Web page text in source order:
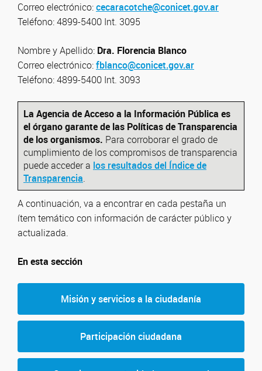
Correo electrónico:cecaracotche@conicet.gov.ar
Teléfono: 4899-5400 Int. 3095
Nombre y Apellido: Dra. Florencia Blanco
Correo electrónico:fblanco@conicet.gov.ar
Teléfono: 4899-5400 Int. 3093
La Agencia de Acceso a la Información Pública es
el órgano garante de las Políticas de Transparencia
de los organismos. Para corroborar el grado de
cumplimiento de los compromisos de transparencia
puede acceder a los resultados del Índice de
Transparencia.
A continuación, va a encontrar en cada pestaña un
ítem temático con información de carácter público y
actualizada.
En esta sección
Misión y servicios a la ciudadanía
Participación ciudadana